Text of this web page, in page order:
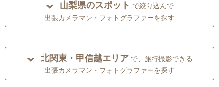
山梨県のスポット で絞り込んで
出張カメラマン・フォトグラファーを探す
北関東・甲信越エリア で、旅行撮影できる
出張カメラマン・フォトグラファーを探す